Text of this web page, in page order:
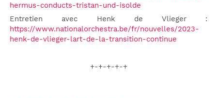
hermus-conducts-tristan-und-isolde
Entretien avec Henk de Vlieger :
https://www.nationalorchestra.be/fr/nouvelles/2023-
henk-de-vlieger-lart-de-la-transition-continue
+-+-+-+-+